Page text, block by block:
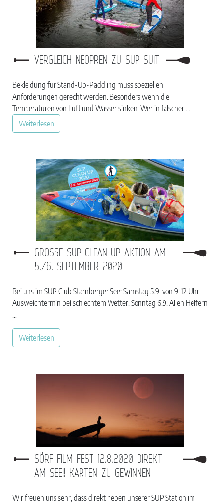
VERGLEICH NEOPREN ZU SUP SUIT
Bekleidung für Stand-Up-Paddling muss speziellen
Anforderungen gerecht werden. Besonders wenn die
Temperaturen von Luft und Wasser sinken. Wer in falscher ...
Weiterlesen
GROSSE SUP CLEAN UP AKTION AM 5
./6. SEPTEMBER 2020
Bei uns im SUP Club Starnberger See: Samstag 5.9. von 9-12 Uhr.
Ausweichtermin bei schlechtem Wetter: Sonntag 6.9. Allen Helfern
…
Weiterlesen
SÖRF FILM FEST 12.8.2020 DIREKT
AM SEE!! KARTEN ZU GEWINNEN
Wir freuen uns sehr, dass direkt neben unserer SUP Station im